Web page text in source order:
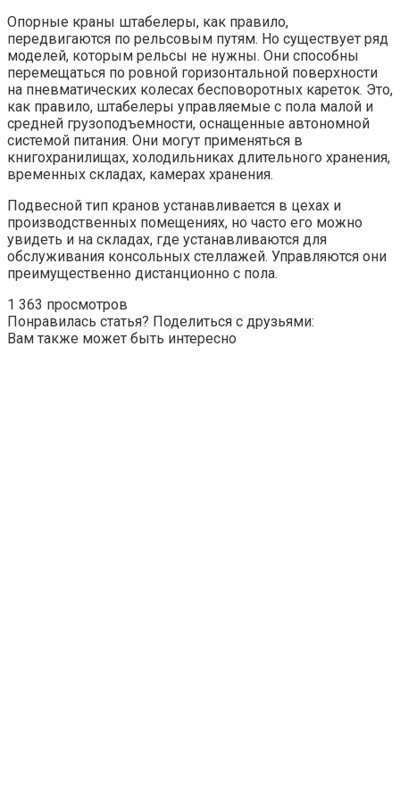
Опорные краны штабелеры, как правило,
передвигаются по рельсовым путям. Но существует ряд
моделей, которым рельсы не нужны. Они способны
перемещаться по ровной горизонтальной поверхности
на пневматических колесах бесповоротных кареток. Это,
как правило, штабелеры управляемые с пола малой и
средней грузоподъемности, оснащенные автономной
системой питания. Они могут применяться в
книгохранилищах, холодильниках длительного хранения,
временных складах, камерах хранения.
Подвесной тип кранов устанавливается в цехах и
производственных помещениях, но часто его можно
увидеть и на складах, где устанавливаются для
обслуживания консольных стеллажей. Управляются они
преимущественно дистанционно с пола.
1 363 просмотров
Понравилась статья? Поделиться с друзьями:
Вам также может быть интересно